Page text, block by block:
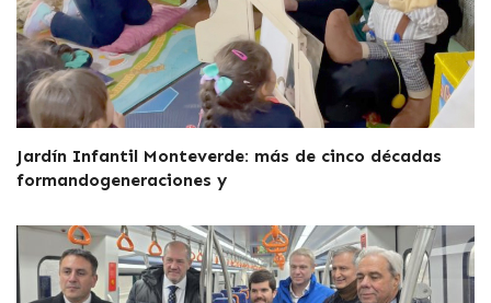
Jardín Infantil Monteverde: más de cinco décadas
formandogeneraciones y